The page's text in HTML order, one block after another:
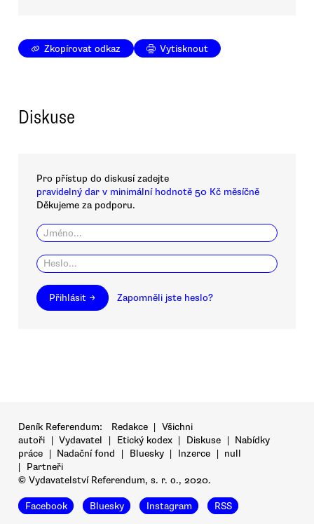
Zkopírovat odkaz Vytisknout
Diskuse
Pro přístup do diskusí zadejte
pravidelný dar v minimální hodnotě 50 Kč měsíčně
Děkujeme za podporu.
Přihlásit → Zapomněli jste heslo?
Deník Referendum: Redakce | Všichni
autoři | Vydavatel | Etický kodex | Diskuse | Nabídky
práce | Nadační fond | Bluesky | Inzerce | null
|
Partneři
© Vydavatelství Referendum, s. r. o., 2020.
Facebook Bluesky Instagram RSS